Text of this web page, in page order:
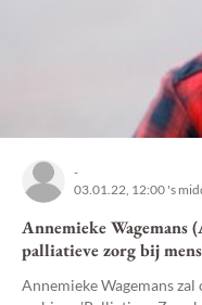
-
03.01.22, 12:00 's
Annemieke Wagemans
palliatieve zorg bij
Annemieke Wagemans